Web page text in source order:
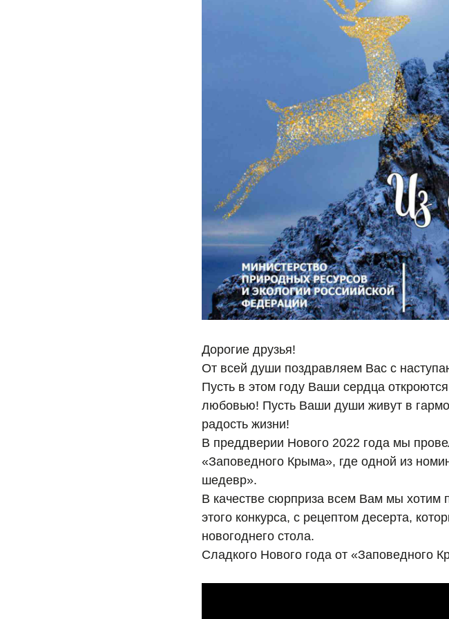
Дорогие друзья!
От всей души поздравляем Вас с
Пусть в этом году Ваши сердца
любовью! Пусть Ваши души живут в
радость жизни!
В преддверии Нового 2022 года мы
«Заповедного Крыма», где одной из
шедевр».
В качестве сюрприза всем Вам мы
этого конкурса, с рецептом десерта,
новогоднего стола.
Сладкого Нового года от «Заповедного